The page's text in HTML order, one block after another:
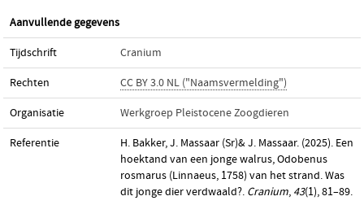
Aanvullende gegevens
Tijdschrift Cranium
Rechten CC BY 3.0 NL ("Naamsvermelding")
Organisatie Werkgroep Pleistocene Zoogdieren
Referentie
H. Bakker, J. Massaar (Sr)& J. Massaar. (2025). Een
hoektand van een jonge walrus, Odobenus
rosmarus (Linnaeus, 1758) van het strand. Was
dit jonge dier verdwaald?. Cranium, 43(1), 81–89.